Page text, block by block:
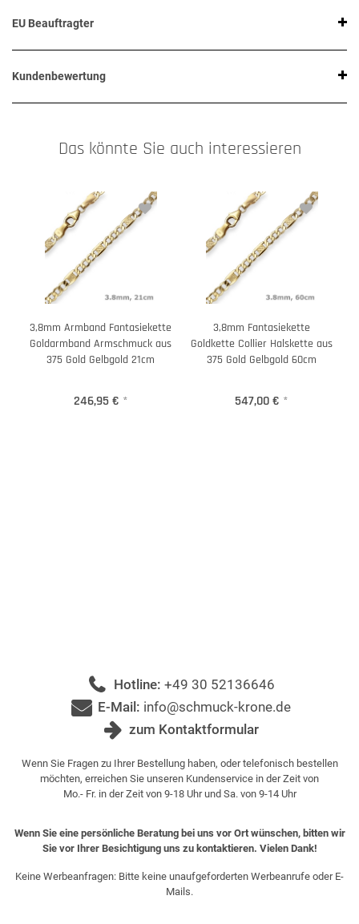
EU Beauftragter
Kundenbewertung
Das könnte Sie auch interessieren
3,8mm Armband Fantasiekette
Goldarmband Armschmuck aus
375 Gold Gelbgold 21cm
246,95 € *
3,8mm Fantasiekette
Goldkette Collier Halskette aus
375 Gold Gelbgold 60cm
547,00 € *
Hotline: +49 30 52136646
E-Mail: info@schmuck-krone.de
zum Kontaktformular
Wenn Sie Fragen zu Ihrer Bestellung haben, oder telefonisch bestellen
möchten, erreichen Sie unseren Kundenservice in der Zeit von
Mo.- Fr. in der Zeit von 9-18 Uhr und Sa. von 9-14 Uhr
Wenn Sie eine persönliche Beratung bei uns vor Ort wünschen, bitten wir
Sie vor Ihrer Besichtigung uns zu kontaktieren. Vielen Dank!
Keine Werbeanfragen: Bitte keine unaufgeforderten Werbeanrufe oder E-
Mails.